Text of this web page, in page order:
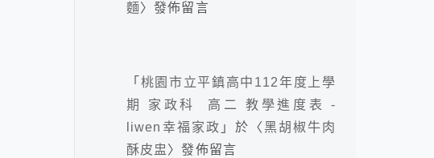
麵〉發佈留言
「 桃園市立平鎮高中112年度上學
期 家政科 高二 教學進度表 -
liwen幸福家政 」於〈 黑胡椒牛肉
酥皮盅 〉發佈留言